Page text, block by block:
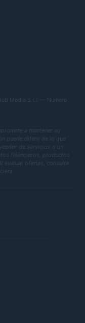
Media S.r.l. — Número
a mantener su
puede diferir de lo que
de servicios o un
financieros, productos
evaluar ofertas, consulte